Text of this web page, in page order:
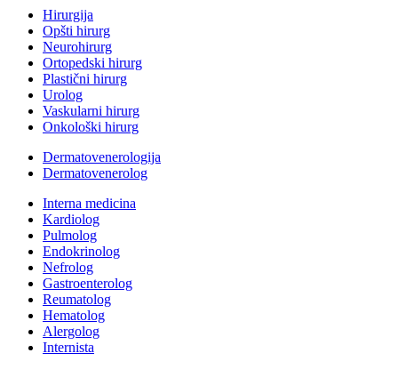
Hirurgija
Opšti hirurg
Neurohirurg
Ortopedski hirurg
Plastični hirurg
Urolog
Vaskularni hirurg
Onkološki hirurg
Dermatovenerologija
Dermatovenerolog
Interna medicina
Kardiolog
Pulmolog
Endokrinolog
Nefrolog
Gastroenterolog
Reumatolog
Hematolog
Alergolog
Internista